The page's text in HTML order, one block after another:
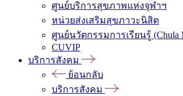
ศูนย์บริการสุขภาพแห่งจุฬาฯ
หน่วยส่งเสริมสุขภาวะนิสิต
ศูนย์นวัตกรรมการเรียนรู้ (Chula
CUVIP
บริการสังคม
ย้อนกลับ
บริการสังคม